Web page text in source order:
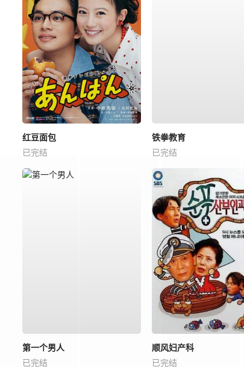
红豆面包
已完结
铁拳教育
已完结
第一个男人
已完结
顺风妇产科
已完结